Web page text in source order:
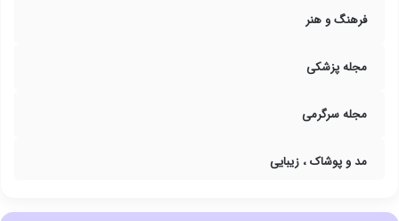
فرهنگ و هنر
مجله پزشکی
مجله سرگرمی
مد و پوشاک ، زیبایی